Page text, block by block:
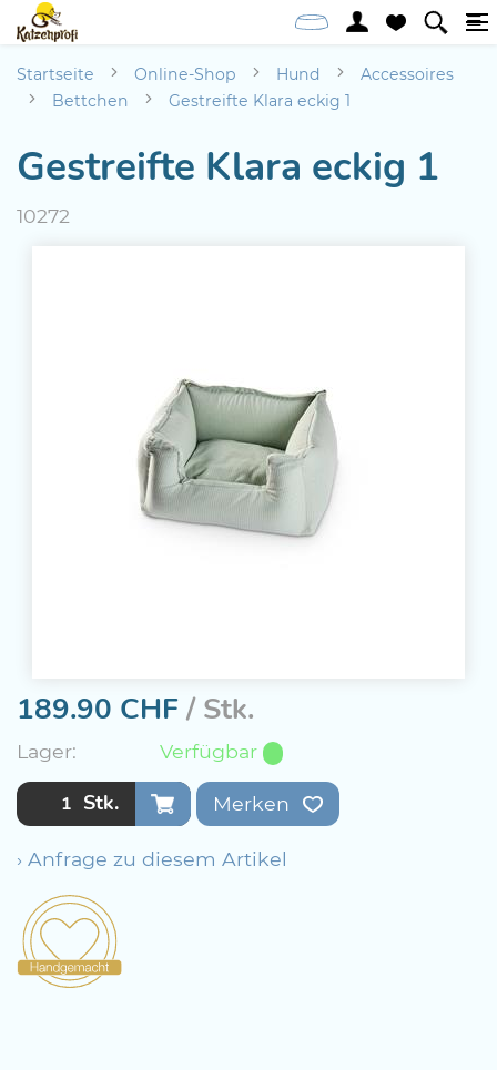
Startseite Online-Shop Hund
Accessoires
Bettchen
Gestreifte Klara eckig 1
Gestreifte Klara eckig 1
10272
189.90 CHF/ Stk.
Lager: Verfügbar
Stk. Merken
› Anfrage zu diesem Artikel